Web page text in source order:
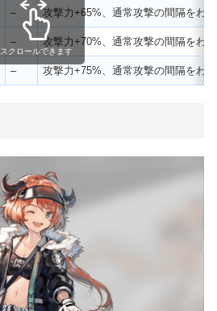
– 攻撃力+65%、通常攻撃の間隔をわ
– 攻撃力+70%、通常攻撃の間隔をわ
– 攻撃力+75%、通常攻撃の間隔をわ
スクロールできます